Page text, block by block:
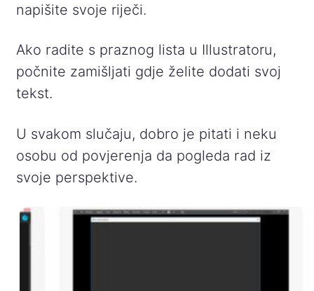
napišite svoje riječi.
Ako radite s praznog lista u Illustratoru,
počnite zamišljati gdje želite dodati svoj
tekst.
U svakom slučaju, dobro je pitati i neku
osobu od povjerenja da pogleda rad iz
svoje perspektive.